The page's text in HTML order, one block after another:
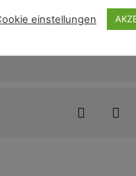
einstellungen